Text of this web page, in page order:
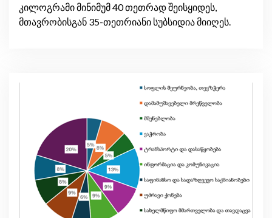
კილოგრამი მინიმუმ 40 თეთრად შეისყიდეს,
მთავრობისგან 35-თეთრიანი სუბსიდია მიიღეს.